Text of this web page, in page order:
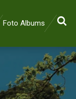
Foto Albums